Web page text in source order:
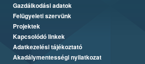
Gazdálkodási adatok
Felügyeleti szervünk
Projektek
Kapcsolódó linkek
Adatkezelési tájékoztató
Akadálymentességi nyilatkozat